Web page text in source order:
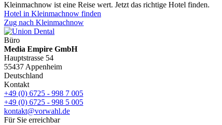
Kleinmachnow ist eine Reise wert. Jetzt das richtige Hotel finden.
Hotel in Kleinmachnow finden
Zug nach Kleinmachnow
Büro
Media Empire GmbH
Hauptstrasse 54
55437 Appenheim
Deutschland
Kontakt
+49 (0) 6725 - 998 7 005
+49 (0) 6725 - 998 5 005
kontakt@vorwahl.de
Für Sie erreichbar